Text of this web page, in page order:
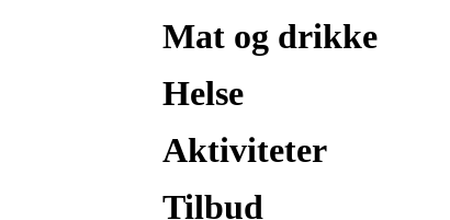
Mat og drikke
Helse
Aktiviteter
Tilbud